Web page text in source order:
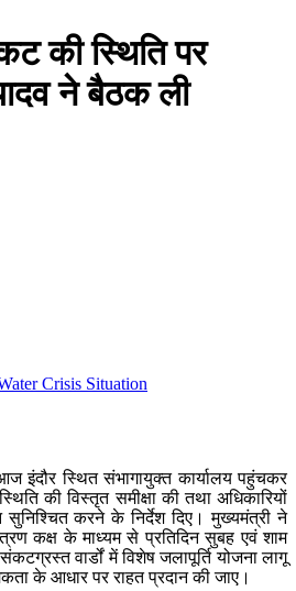
की स्थिति पर
ने बैठक ली
Crisis Situation
इंदौर स्थित संभागायुक्त कार्यालय पहुंचकर
की विस्तृत समीक्षा की तथा अधिकारियों
सुनिश्चित करने के निर्देश दिए। मुख्यमंत्री ने
कक्ष के माध्यम से प्रतिदिन सुबह एवं शाम
वार्डों में विशेष जलापूर्ति योजना लागू
के आधार पर राहत प्रदान की जाए।